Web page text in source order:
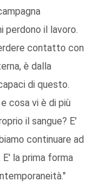
perdono il lavoro.
contatto con
è dalla
di questo.
cosa vi è di più
il sangue? E'
continuare ad
la prima forma